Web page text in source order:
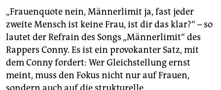
„Frauenquote nein, Männer­limit ja, fast jeder
zweite Mensch ist keine Frau, ist dir das klar?“ – so
lautet der Refrain des Songs „Männerlimit“ des
Rappers Conny. Es ist ein provokanter Satz, mit
dem Conny fordert: Wer Gleichstellung ernst
meint, muss den Fokus nicht nur auf Frauen,